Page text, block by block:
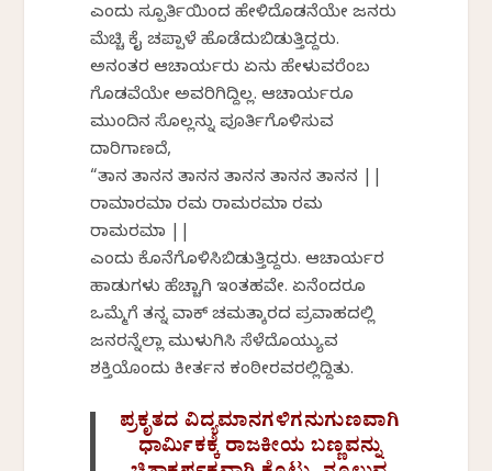
ಎಂದು ಸ್ಪೂರ್ತಿಯಿಂದ ಹೇಳಿದೊಡನೆಯೇ ಜನರು
ಮೆಚ್ಚಿ ಕೈ ಚಪ್ಪಾಳೆ ಹೊಡೆದುಬಿಡುತ್ತಿದ್ದರು.
ಅನಂತರ ಆಚಾರ್ಯರು ಏನು ಹೇಳುವರೆಂಬ
ಗೊಡವೆಯೇ ಅವರಿಗಿದ್ದಿಲ್ಲ. ಆಚಾರ್ಯರೂ
ಮುಂದಿನ ಸೊಲ್ಲನ್ನು ಪೂರ್ತಿಗೊಳಿಸುವ
ದಾರಿಗಾಣದೆ,
“ತಾನ ತಾನನ ತಾನನ ತಾನನ ತಾನನ ತಾನನ ||
ರಾಮಾರಮಾ ರಮ ರಾಮರಮಾ ರಮ
ರಾಮರಮಾ ||
ಎಂದು ಕೊನೆಗೊಳಿಸಿಬಿಡುತ್ತಿದ್ದರು. ಆಚಾರ್ಯರ
ಹಾಡುಗಳು ಹೆಚ್ಚಾಗಿ ಇಂತಹವೇ. ಏನೆಂದರೂ
ಒಮ್ಮೆಗೆ ತನ್ನ ವಾಕ್ ಚಮತ್ಕಾರದ ಪ್ರವಾಹದಲ್ಲಿ
ಜನರನ್ನೆಲ್ಲಾ ಮುಳುಗಿಸಿ ಸೆಳೆದೊಯ್ಯುವ
ಶಕ್ತಿಯೊಂದು ಕೀರ್ತನ ಕಂಠೀರವರಲ್ಲಿದ್ದಿತು.
ಪ್ರಕೃತದ ವಿದ್ಯಮಾನಗಳಿಗನುಗುಣವಾಗಿ
ಧಾರ್ಮಿಕಕ್ಕೆ ರಾಜಕೀಯ ಬಣ್ಣವನ್ನು